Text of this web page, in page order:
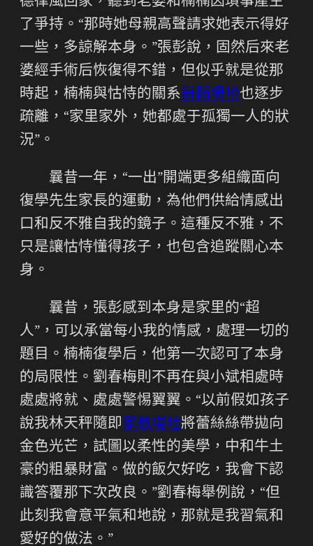
了爭持。“那時她母親高聲請求她表示得好
一些，多諒解本身。”張彭說，固然后來老
婆經手術后恢復得不錯，但似乎就是從那
時起，楠楠與怙恃的關系舞蹈場地也逐步
疏離，“家里家外，她都處于孤獨一人的狀
況”。
曩昔一年，“一出”開端更多組織面向
復學先生家長的運動，為他們供給情感出
口和反不雅自我的鏡子。這種反不雅，不
只是讓怙恃懂得孩子，也包含追蹤關心本
身。
曩昔，張彭感到本身是家里的“超
人”，可以承當每小我的情感，處理一切的
題目。楠楠復學后，他第一次認可了本身
的局限性。劉春梅則不再在與小斌相處時
處處將就、處處警惕翼翼。“以前假如孩子
說我林天秤隨即家教場地將蕾絲絲帶拋向
金色光芒，試圖以柔性的美學，中和牛土
豪的粗暴財富。做的飯欠好吃，我會下認
識答覆那下次改良。”劉春梅舉例說，“但
此刻我會意平氣和地說，那就是我習氣和
愛好的做法。”